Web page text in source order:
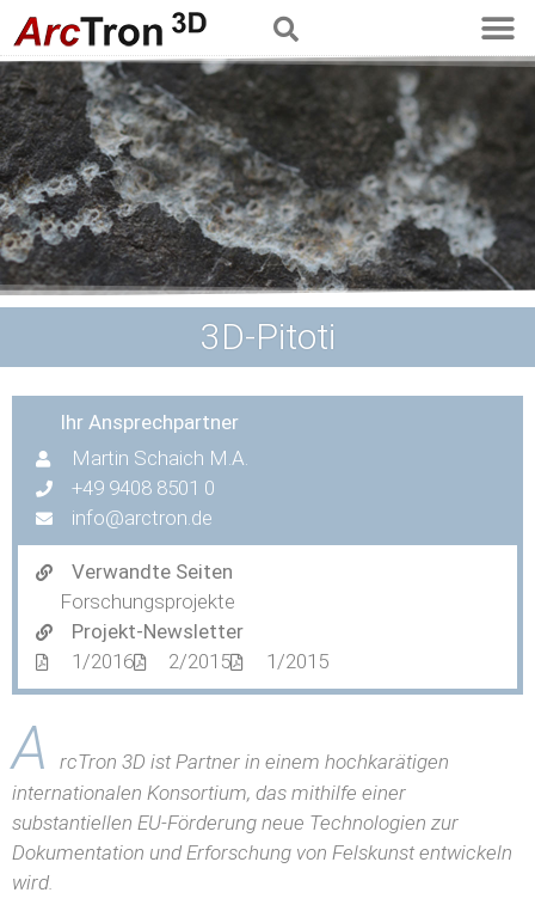
3D-Pitoti
Ihr Ansprechpartner
Martin Schaich M.A.
+49 9408 8501 0
info@arctron.de
Verwandte Seiten
Forschungsprojekte
Projekt-Newsletter
1/2016
2/2015 1/2015
A
rcTron 3D ist Partner in einem hochkarätigen
internationalen Konsortium, das mithilfe einer
substantiellen EU-Förderung neue Technologien zur
Dokumentation und Erforschung von Felskunst entwickeln
wird.